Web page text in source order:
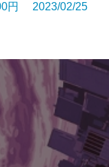
円 2023/02/25